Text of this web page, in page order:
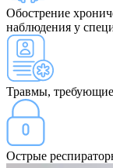
Обострение
наблюдения у
Травмы, требующие
Острые